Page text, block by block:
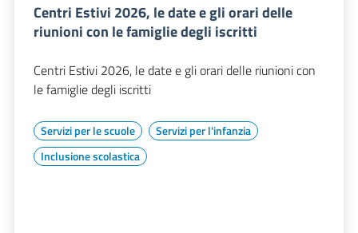
Centri Estivi 2026, le date e gli orari delle
riunioni con le famiglie degli iscritti
Centri Estivi 2026, le date e gli orari delle riunioni con
le famiglie degli iscritti
Servizi per le scuole
Servizi per l'infanzia
Inclusione scolastica